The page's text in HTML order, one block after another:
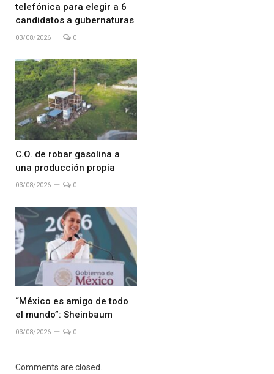
telefónica para elegir a 6
candidatos a gubernaturas
03/08/2026 0
C.O. de robar gasolina a
una producción propia
03/08/2026 0
“México es amigo de todo
el mundo”: Sheinbaum
03/08/2026 0
Comments are closed.